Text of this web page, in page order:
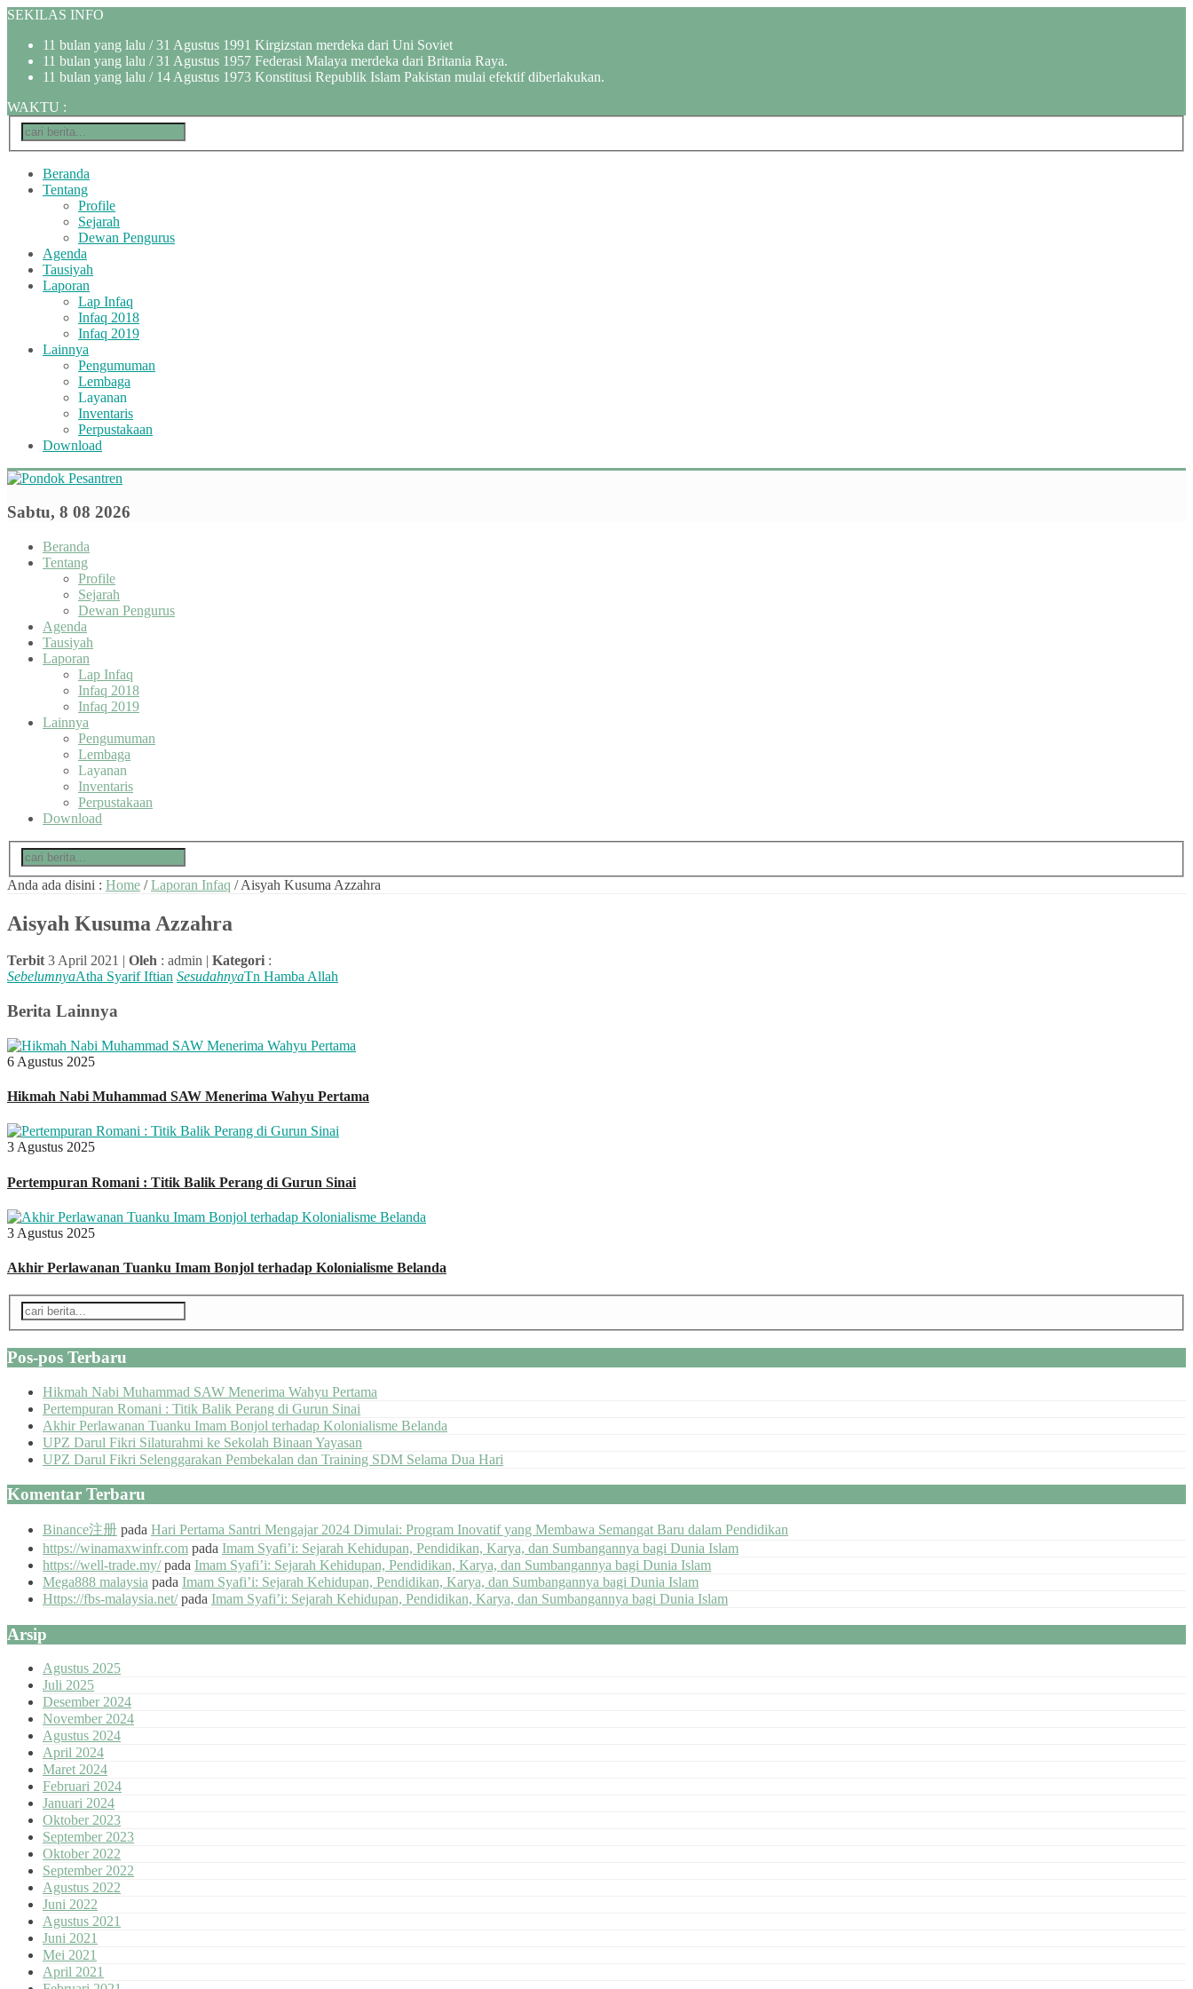
SEKILAS INFO
11 bulan yang lalu / 31 Agustus 1991 Kirgizstan merdeka dari Uni Soviet
11 bulan yang lalu / 31 Agustus 1957 Federasi Malaya merdeka dari Britania Raya.
11 bulan yang lalu / 14 Agustus 1973 Konstitusi Republik Islam Pakistan mulai efektif diberlakukan.
WAKTU :
Beranda
Tentang
Profile
Sejarah
Dewan Pengurus
Agenda
Tausiyah
Laporan
Lap Infaq
Infaq 2018
Infaq 2019
Lainnya
Pengumuman
Lembaga
Layanan
Inventaris
Perpustakaan
Download
Sabtu, 8 08 2026
Beranda
Tentang
Profile
Sejarah
Dewan Pengurus
Agenda
Tausiyah
Laporan
Lap Infaq
Infaq 2018
Infaq 2019
Lainnya
Pengumuman
Lembaga
Layanan
Inventaris
Perpustakaan
Download
Anda ada disini : Home /Laporan Infaq /Aisyah Kusuma Azzahra
Aisyah Kusuma Azzahra
Terbit 3 April 2021 | Oleh : admin | Kategori :
SebelumnyaAtha Syarif Iftian SesudahnyaTn Hamba Allah
Berita Lainnya
6 Agustus 2025
Hikmah Nabi Muhammad SAW Menerima Wahyu Pertama
3 Agustus 2025
Pertempuran Romani : Titik Balik Perang di Gurun Sinai
3 Agustus 2025
Akhir Perlawanan Tuanku Imam Bonjol terhadap Kolonialisme Belanda
Pos-pos Terbaru
Hikmah Nabi Muhammad SAW Menerima Wahyu Pertama
Pertempuran Romani : Titik Balik Perang di Gurun Sinai
Akhir Perlawanan Tuanku Imam Bonjol terhadap Kolonialisme Belanda
UPZ Darul Fikri Silaturahmi ke Sekolah Binaan Yayasan
UPZ Darul Fikri Selenggarakan Pembekalan dan Training SDM Selama Dua Hari
Komentar Terbaru
Binance注册 pada Hari Pertama Santri Mengajar 2024 Dimulai: Program Inovatif yang Membawa Semangat Baru dalam Pendidikan
https://winamaxwinfr.com pada Imam Syafi’i: Sejarah Kehidupan, Pendidikan, Karya, dan Sumbangannya bagi Dunia Islam
https://well-trade.my/pada Imam Syafi’i: Sejarah Kehidupan, Pendidikan, Karya, dan Sumbangannya bagi Dunia Islam
Mega888 malaysia pada Imam Syafi’i: Sejarah Kehidupan, Pendidikan, Karya, dan Sumbangannya bagi Dunia Islam
Https://fbs-malaysia.net/pada Imam Syafi’i: Sejarah Kehidupan, Pendidikan, Karya, dan Sumbangannya bagi Dunia Islam
Arsip
Agustus 2025
Juli 2025
Desember 2024
November 2024
Agustus 2024
April 2024
Maret 2024
Februari 2024
Januari 2024
Oktober 2023
September 2023
Oktober 2022
September 2022
Agustus 2022
Juni 2022
Agustus 2021
Juni 2021
Mei 2021
April 2021